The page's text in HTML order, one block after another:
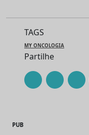
TAGS
MY ONCOLOGIA
Partilhe
PUB